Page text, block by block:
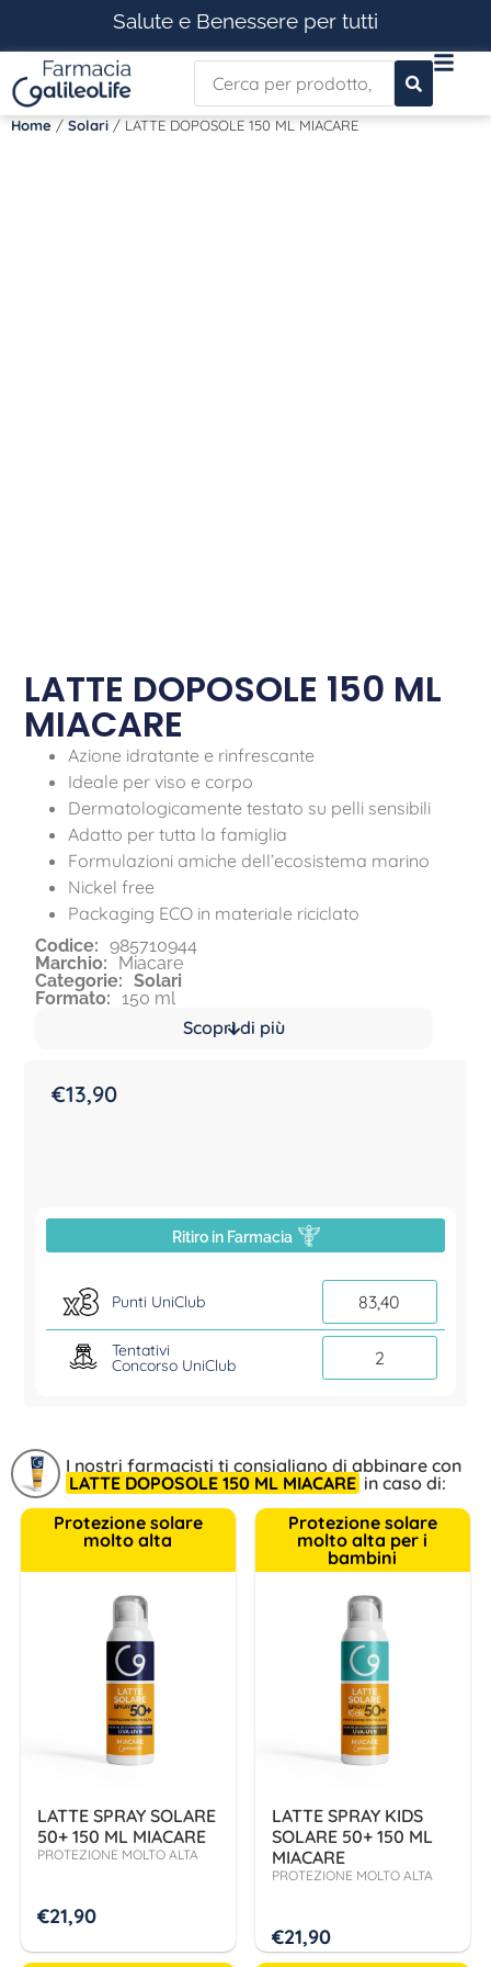
Salute e Benessere per tutti
Home / Solari / LATTE DOPOSOLE 150 ML MIACARE
LATTE DOPOSOLE 150 ML
MIACARE
Azione idratante e rinfrescante
Ideale per viso e corpo
Dermatologicamente testato su pelli sensibili
Adatto per tutta la famiglia
Formulazioni amiche dell’ecosistema marino
Nickel free
Packaging ECO in materiale riciclato
Codice: 985710944
Marchio:
Miacare
Categorie: Solari
Formato: 150 ml
Scopri di più
€13,90
Ritiro in Farmacia
Punti UniClub 83,40
Tentativi
Concorso UniClub 2
I nostri farmacisti ti consigliano di abbinare con
LATTE DOPOSOLE 150 ML MIACARE in caso di:
Protezione solare
molto alta
LATTE SPRAY SOLARE
50+ 150 ML MIACARE
PROTEZIONE MOLTO ALTA
€21,90
Protezione solare
molto alta per i
bambini
LATTE SPRAY KIDS
SOLARE 50+ 150 ML
MIACARE
PROTEZIONE MOLTO ALTA
€21,90